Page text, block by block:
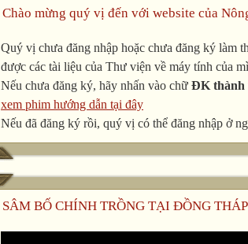
Chào mừng quý vị đến với website của
Quý vị chưa đăng nhập hoặc chưa đăng ký làm
được các tài liệu của Thư viện về máy tính của
Nếu chưa đăng ký, hãy nhấn vào chữ ĐK thành
xem phim hướng dẫn tại đây
Nếu đã đăng ký rồi, quý vị có thể đăng nhập ở
SÂM BỐ CHÍNH TRỒNG TẠI ĐỒNG THÁP